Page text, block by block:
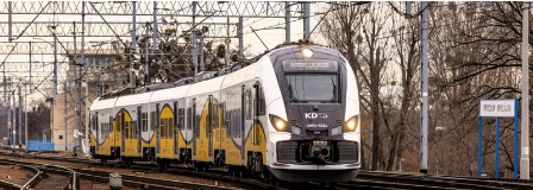
Kliknij, aby powiększyć